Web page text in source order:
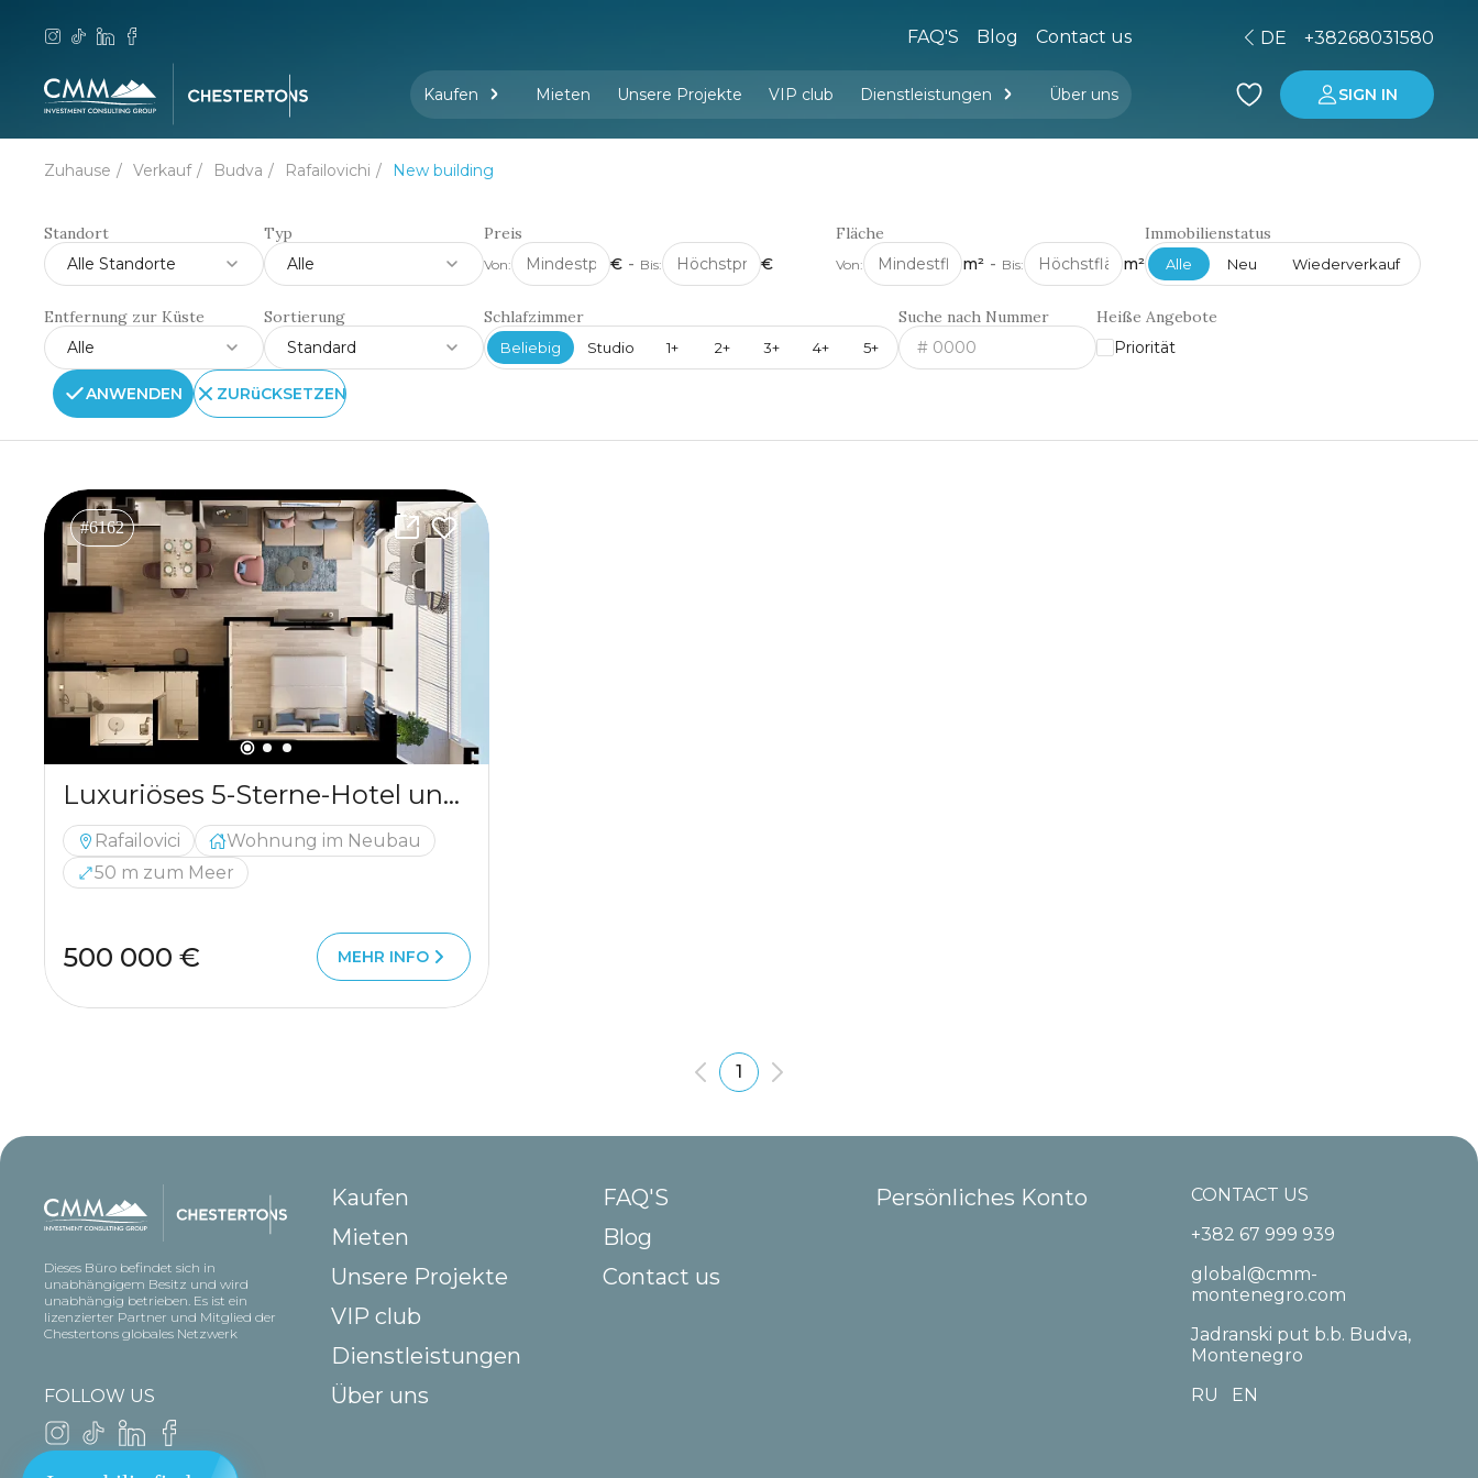
FAQ'S Blog Contact us
Kaufen Mieten Unsere Projekte VIP club Dienstleistungen Über uns
DE +38268031580
SIGN IN
Zuhause Verkauf Budva Rafailovichi New building
Standort
Alle Standorte
Typ
Alle
Preis
Von: € - Bis: €
Fläche
Von: m² - Bis: m²
Immobilienstatus
Alle Neu Wiederverkauf
Entfernung zur Küste
Alle
Sortierung
Standard
Schlafzimmer
Beliebig Studio 1+ 2+ 3+ 4+ 5+
Suche nach Nummer
Heiße Angebote
Priorität
ANWENDEN ZURüCKSETZEN
#6162
Luxuriöses 5-Sterne-Hotel und Wohnkomplex in Rafailovici
Rafailovici
Wohnung im Neubau
50 m zum Meer
500 000 € MEHR INFO
1
Dieses Büro befindet sich in
unabhängigem Besitz und wird
unabhängig betrieben. Es ist ein
lizenzierter Partner und Mitglied der
Chestertons globales Netzwerk
Kaufen
Mieten
Unsere Projekte
VIP club
Dienstleistungen
Über uns
FAQ'S
Blog
Contact us
Persönliches Konto
CONTACT US
+382 67 999 939
global@cmm-
montenegro.com
Jadranski put b.b. Budva,
Montenegro
RU
EN
FOLLOW US